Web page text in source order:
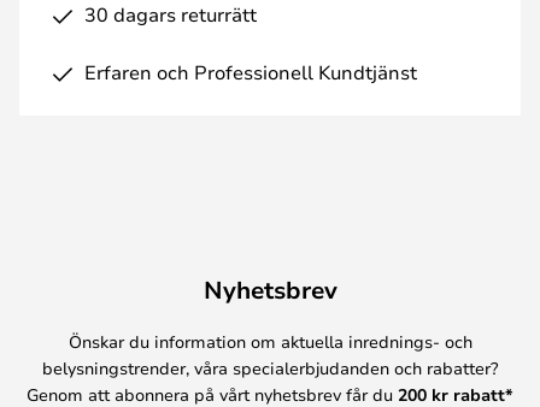
30 dagars returrätt
Erfaren och Professionell Kundtjänst
Nyhetsbrev
Önskar du information om aktuella inrednings- och
belysningstrender, våra specialerbjudanden och rabatter?
Genom att abonnera på vårt nyhetsbrev får du 200 kr rabatt*